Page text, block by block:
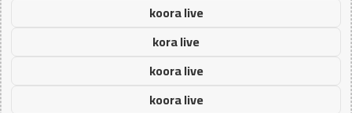
koora live
kora live
koora live
koora live